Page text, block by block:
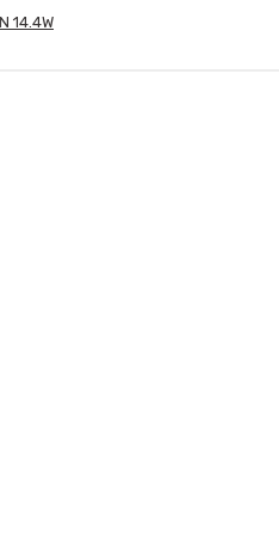
14.4W